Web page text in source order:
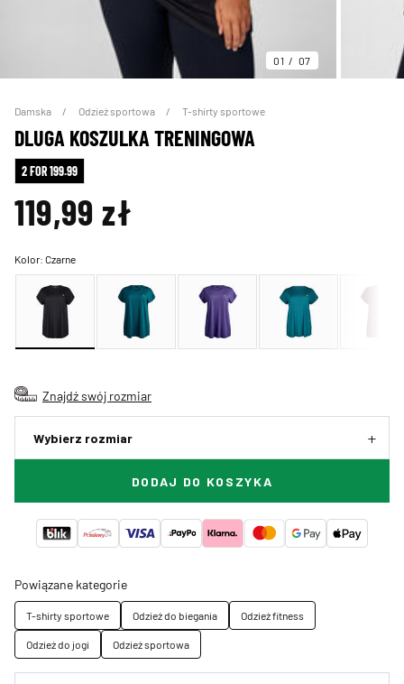
01 07
Damska Odzież sportowa T-shirty sportowe
DLUGA KOSZULKA TRENINGOWA
2 FOR 199.99
119,99 zł
Kolor:Czarne
Znajdź swój rozmiar
Wybierz rozmiar
DODAJ DO KOSZYKA
Powiązane kategorie
T-shirty sportowe Odzież do biegania
Odzież fitness
Odzież do jogi
Odzież sportowa